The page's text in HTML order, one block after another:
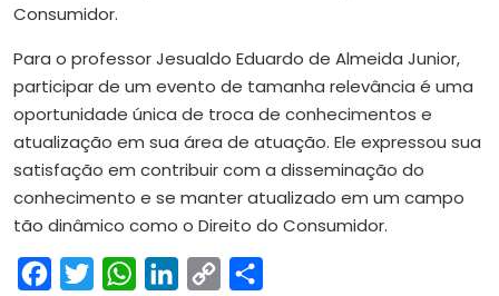
Consumidor.
Para o professor Jesualdo Eduardo de Almeida Junior,
participar de um evento de tamanha relevância é uma
oportunidade única de troca de conhecimentos e
atualização em sua área de atuação. Ele expressou sua
satisfação em contribuir com a disseminação do
conhecimento e se manter atualizado em um campo
tão dinâmico como o Direito do Consumidor.
FacebookTwitterWhatsAppLinkedIn
Copy